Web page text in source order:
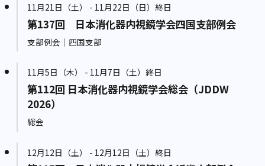
11月21日（土） - 11月22日（日）終日
第137回 日本消化器内視鏡学会四国支部例会
支部例会｜四国支部
11月5日（木） - 11月7日（土）終日
第112回 日本消化器内視鏡学会総会（JDDW
2026）
総会
12月12日（土） - 12月12日（土）終日